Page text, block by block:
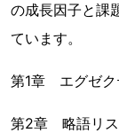
の成長因子と課
ています。
第1章 エグゼク
第2章 略語リス